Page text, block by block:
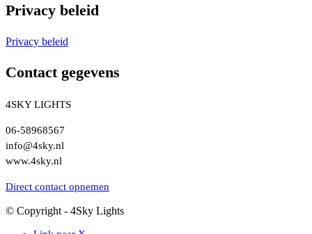
Privacy beleid
Privacy beleid
Contact gegevens
4SKY LIGHTS
06-58968567
info@4sky.nl
www.4sky.nl
Direct contact opnemen
© Copyright - 4Sky Lights